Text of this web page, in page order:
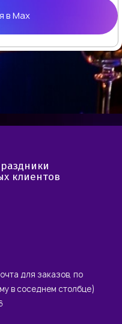
вMax
клиентов
для заказов, по
в соседнем столбце)